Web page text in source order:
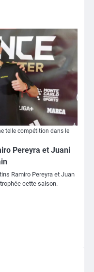
telle compétition dans le
Pereyra et Juani
Ramiro Pereyra et Juan
cette saison.